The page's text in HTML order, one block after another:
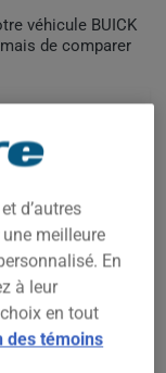
véhicule BUICK
de comparer
d’autres
meilleure
En
à leur
en tout
des témoins